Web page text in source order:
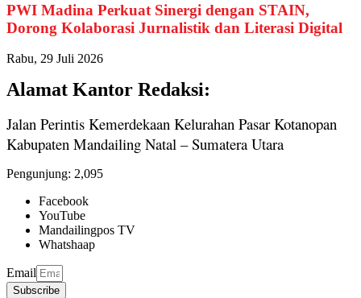
PWI Madina Perkuat Sinergi dengan STAIN,
Dorong Kolaborasi Jurnalistik dan Literasi Digital
Rabu, 29 Juli 2026
Alamat Kantor Redaksi:
Jalan Perintis Kemerdekaan Kelurahan Pasar Kotanopan
Kabupaten Mandailing Natal – Sumatera Utara
Pengunjung: 2,095
Facebook
YouTube
Mandailingpos TV
Whatshaap
Email
Subscribe